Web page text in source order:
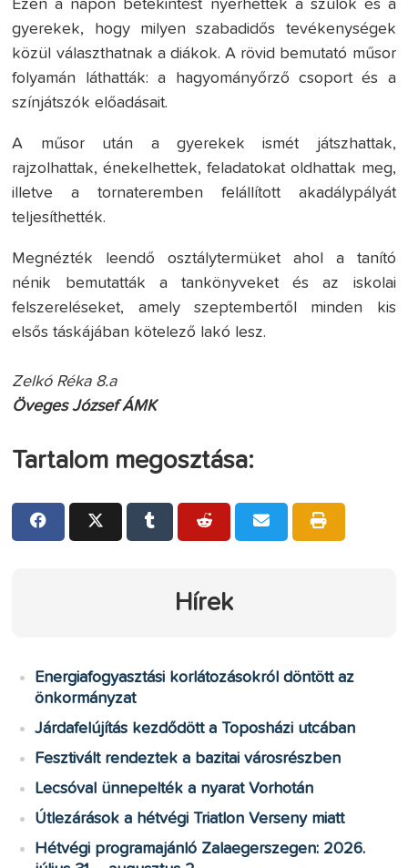
Ezen a napon betekintést nyerhettek a szülők és a
gyerekek, hogy milyen szabadidős tevékenységek
közül választhatnak a diákok. A rövid bemutató műsor
folyamán láthatták: a hagyományőrző csoport és a
színjátszók előadásait.
A műsor után a gyerekek ismét játszhattak,
rajzolhattak, énekelhettek, feladatokat oldhattak meg,
illetve a tornateremben felállított akadálypályát
teljesíthették.
Megnézték leendő osztálytermüket ahol a tanító
nénik bemutatták a tankönyveket és az iskolai
felszereléseket, amely szeptembertől minden kis
elsős táskájában kötelező lakó lesz.
Zelkó Réka 8.a
Öveges József ÁMK
Tartalom megosztása:
Hírek
Energiafogyasztási korlátozásokról döntött az
önkormányzat
Járdafelújítás kezdődött a Toposházi utcában
Fesztivált rendeztek a bazitai városrészben
Lecsóval ünnepelték a nyarat Vorhotán
Útlezárások a hétvégi Triatlon Verseny miatt
Hétvégi programajánló Zalaegerszegen: 2026.